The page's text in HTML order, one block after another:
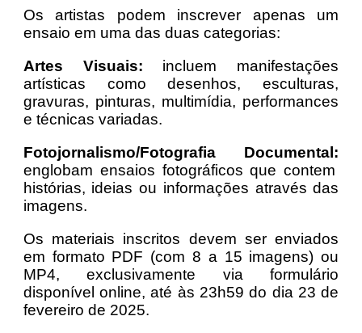
Os artistas podem inscrever apenas um
ensaio em uma das duas categorias:
Artes Visuais: incluem manifestações
artísticas como desenhos, esculturas,
gravuras, pinturas, multimídia, performances
e técnicas variadas.
Fotojornalismo/Fotografia Documental:
englobam ensaios fotográficos que contem
histórias, ideias ou informações através das
imagens.
Os materiais inscritos devem ser enviados
em formato PDF (com 8 a 15 imagens) ou
MP4, exclusivamente via formulário
disponível online, até às 23h59 do dia 23 de
fevereiro de 2025.